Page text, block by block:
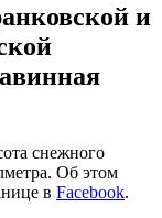
и
снежного
Об этом
в Facebook.